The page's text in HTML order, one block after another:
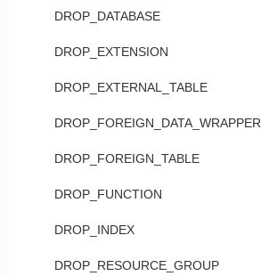
DROP_DATABASE
DROP_EXTENSION
DROP_EXTERNAL_TABLE
DROP_FOREIGN_DATA_WRAPPER
DROP_FOREIGN_TABLE
DROP_FUNCTION
DROP_INDEX
DROP_RESOURCE_GROUP